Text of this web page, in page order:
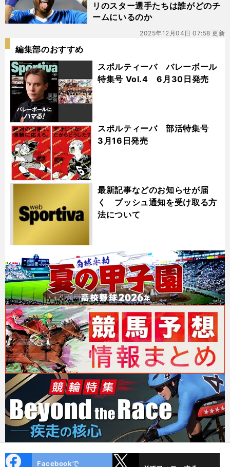
リのスター選手たちは誰がどのチ
ームにいるのか
2025年12月04日 07:58 更新
編集部のおすすめ
スポルティーバ バレーボール
特集号 Vol.4 6月30日発売
スポルティーバ 部活特集号
3月16日発売
最新記事などのお知らせが届
く プッシュ通知を受け取る方
法について
Facebookで